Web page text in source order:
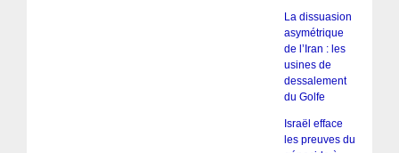
La dissuasion
asymétrique
de l’Iran : les
usines de
dessalement
du Golfe
Israël efface
les preuves du